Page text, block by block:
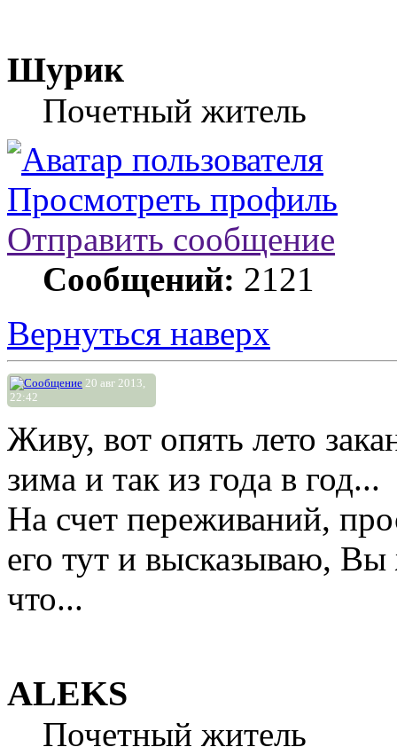
Шурик
Почетный житель
Просмотреть профиль
Отправить сообщение
Сообщений: 2121
Вернуться наверх
20 авг 2013,
22:42
Живу, вот опять лето
зима и так из года в год...
На счет переживаний,
его тут и высказываю, Вы
что...
ALEKS
Почетный житель